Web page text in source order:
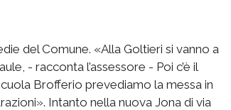
del Comune. «Alla Goltieri si vanno a
- racconta l’assessore - Poi c’è il
Brofferio prevediamo la messa in
Intanto nella nuova Jona di via